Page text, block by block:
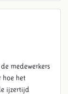
medewerkers
hoe het
ijzertijd